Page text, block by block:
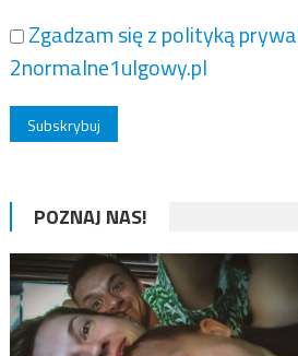
Zgadzam się z polityką
2normalne1ulgowy.pl
POZNAJ NAS!